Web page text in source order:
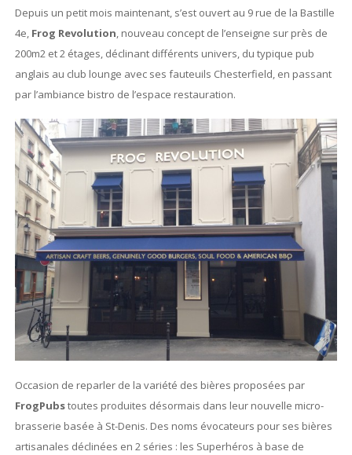
Depuis un petit mois maintenant, s’est ouvert au 9 rue de la Bastille
4e, Frog Revolution, nouveau concept de l’enseigne sur près de
200m2 et 2 étages, déclinant différents univers, du typique pub
anglais au club lounge avec ses fauteuils Chesterfield, en passant
par l’ambiance bistro de l’espace restauration.
Occasion de reparler de la variété des bières proposées par
FrogPubstoutes produites désormais dans leur nouvelle micro-
brasserie basée à St-Denis. Des noms évocateurs pour ses bières
artisanales déclinées en 2 séries : les Superhéros à base de